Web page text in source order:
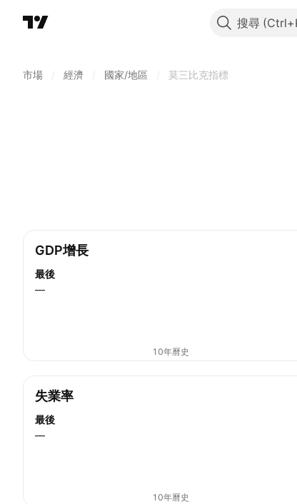
搜尋
市場 經濟 國家/地區 莫三比克指標
GDP增長
最後
—
10年曆史
失業率
最後
—
10年曆史